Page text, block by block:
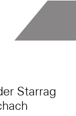
Starrag